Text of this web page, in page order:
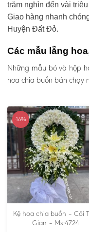
trăm nghìn đến vài
Giao hàng nhanh
Huyện Đất Đỏ.
Các mẫu lẵng
Những mẫu bó và hộp
hoa chia buồn bán chạy
-16%
Kệ hoa chia buồn – Cõi
Gian – Ms:4724